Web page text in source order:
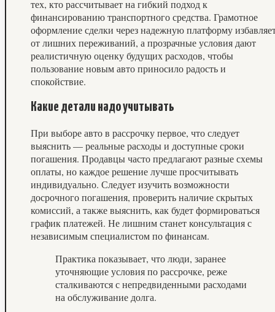
тех, кто рассчитывает на гибкий подход к
финансированию транспортного средства. Грамотное
оформление сделки через надежную платформу
от лишних переживаний, а прозрачные условия дают
реалистичную оценку будущих расходов, чтобы
пользование новым авто приносило радость и
спокойствие.
Какие детали надо учитывать
При выборе авто в рассрочку первое, что следует
выяснить — реальные расходы и доступные сроки
погашения. Продавцы часто предлагают разные схемы
оплаты, но каждое решение лучше просчитывать
индивидуально. Следует изучить возможности
досрочного погашения, проверить наличие скрытых
комиссий, а также выяснить, как будет формироваться
график платежей. Не лишним станет консультация с
независимым специалистом по финансам.
Практика показывает, что люди, заранее
уточняющие условия по рассрочке, реже
сталкиваются с непредвиденными расходами
на обслуживание долга.